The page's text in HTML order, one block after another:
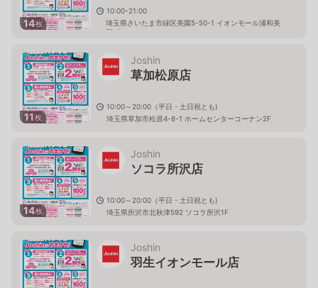
14枚
10:00-21:00
埼玉県さいたま市緑区美園5-50-1 イオンモール浦和美
園1F
11枚
Joshin
草加松原店
10:00～20:00（平日・土日祝とも)
埼玉県草加市松原4-8-1 ホームセンターコーナン2F
14枚
Joshin
ソコラ所沢店
10:00～20:00（平日・土日祝とも)
埼玉県所沢市北秋津592 ソコラ所沢1F
Joshin
羽生イオンモール店